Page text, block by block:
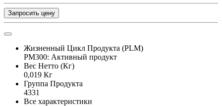
Запросить цену
Жизненный Цикл Продукта (PLM)
PM300: Активный продукт
Вес Нетто (Кг)
0,019 Кг
Группа Продукта
4331
Все характеристики